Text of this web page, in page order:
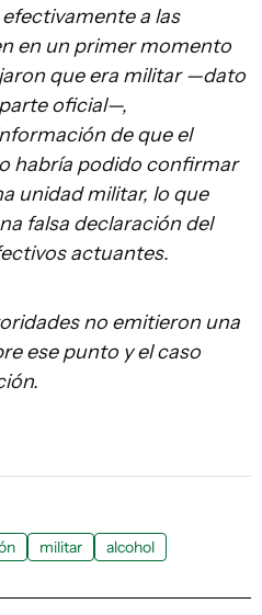
a las
en un primer momento
que era militar —dato
oficial—,
de que el
habría podido confirmar
unidad militar, lo que
falsa declaración del
actuantes.
no emitieron una
ese punto y el caso
militar alcohol